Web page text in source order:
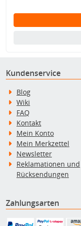
Kundenservice
Blog
Wiki
FAQ
Kontakt
Mein Konto
Mein Merkzettel
Newsletter
Reklamationen und
Rücksendungen
Zahlungsarten